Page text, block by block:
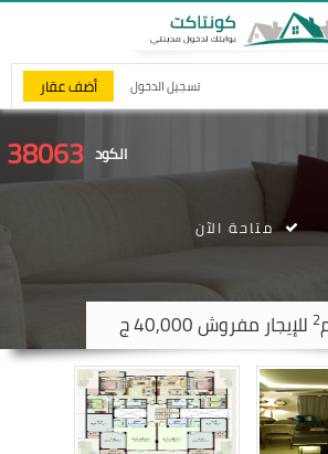
تسجيل الدخول أضف عقار
الكود 38063
2 للإيجار مفروش 40,000 ج
متاحة الآن